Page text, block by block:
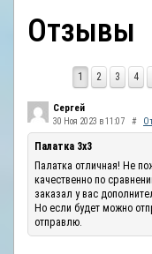
ОТЗЫВЫ
Отзывы
1 2 3 4
Сергей
30 Ноя 2023 в 11:07 #
Палатка 3х3
Палатка отличная! Не
качественно по
заказал у вас
Но если будет можно
отправлю.